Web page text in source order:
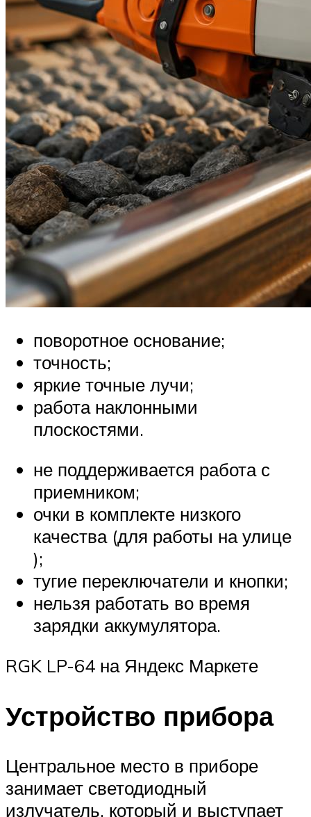
поворотное основание;
точность;
яркие точные лучи;
работа наклонными
плоскостями.
не поддерживается работа с
приемником;
очки в комплекте низкого
качества (для работы на улице
);
тугие переключатели и кнопки;
нельзя работать во время
зарядки аккумулятора.
RGK LP-64 на Яндекс Маркете
Устройство прибора
Центральное место в приборе
занимает светодиодный
излучатель, который и выступает